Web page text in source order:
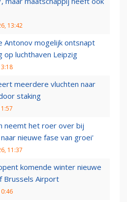
13:42
Antonov mogelijk ontsnapt
op luchthaven Leipzig
meerdere vluchten naar
staking
neemt het roer over bij
nieuwe fase van groei'
11:37
komende winter nieuwe
Brussels Airport